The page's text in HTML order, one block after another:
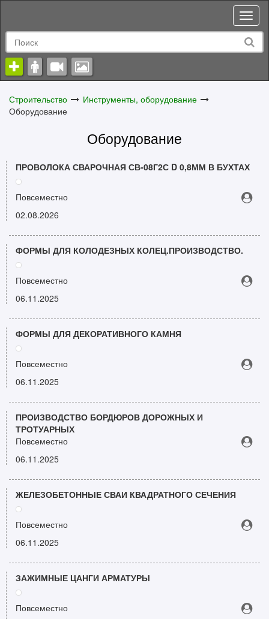
Строительство
Инструменты, оборудование
Оборудование
Оборудование
ПРОВОЛОКА СВАРОЧНАЯ СВ-08Г2С D 0,8ММ В БУХТАХ
Повсеместно
02.08.2026
ФОРМЫ ДЛЯ КОЛОДЕЗНЫХ КОЛЕЦ.ПРОИЗВОДСТВО.
Повсеместно
06.11.2025
ФОРМЫ ДЛЯ ДЕКОРАТИВНОГО КАМНЯ
Повсеместно
06.11.2025
ПРОИЗВОДСТВО БОРДЮРОВ ДОРОЖНЫХ И
ТРОТУАРНЫХ
Повсеместно
06.11.2025
ЖЕЛЕЗОБЕТОННЫЕ СВАИ КВАДРАТНОГО СЕЧЕНИЯ
Повсеместно
06.11.2025
ЗАЖИМНЫЕ ЦАНГИ АРМАТУРЫ
Повсеместно